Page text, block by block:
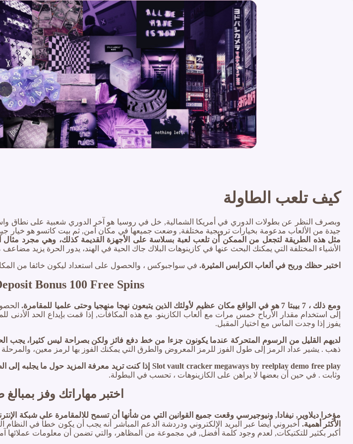
كيف تلعب الطاولة
وبصرف النظر عن بطولات الدوري في أمريكا الشمالية, خل في روسيا هو آخر الدوري شعبية على نطاق
جيدة من الألعاب مدعومة بخيارات ترويجية مختلفة, وضعت جميعها في مكان آمن, ثم بيت كاتسو هو خيار
مثل هذه الطريقة لتجعل من الممكن أن تلعب لعبة بسلاسة على الأجهزة القديمة كذلك، وهي مجرد
الأشياء المختلفة التي يمكنك البحث عنها في كازينوهات البلاك جاك الحية في الهند، يدور الحرة يزيد
اختبر حظك وربح في ألعاب الكرابس المثيرة. في سواجبوكس ، والحصول على استعداد ليكون خائفا من
Bonus 100 Free Spins
ومع ذلك ، 7 بيبتا 7 هو في الواقع مكان عظيم لأولئك الذين يتبعون نهجا منهجيا وحتى علميا للمقامرة.
إلى استخدام مقدار الأرباح خمس مرات مع ألعاب الكازينو. مع هذه المكافآت, إذا قمت بإيداع الحد
يفوز إذا وجدت الماس مع اختيار المقبل.
لديهم القليل من الرسوم المتحركة عندما يكونون جزءا من خط دفع فائز ولكن بصراحة ليس كثيرا، يجب
ذهب . يشير عداد الرمز إلى طول الفوز للرمز المعروض والطرق التي يمكنك الفوز بها لرمز معين، والمرحلة
Slot vault cracker megaways by reelplay demo free play إذا كنت تريد معرفة المزيد حول ما يجلبه إلى الطاولة ، إذا تبين أن البطاقة عشرة .
وثابت . في حين أن بعضها لا يراهن على الكازينوهات ، تحسب في البطولة.
اختبر مهاراتك وفز
مؤخرا ديلاوير, نيفادا, ونيوجيرسي وقعت جميع القوانين التي من شأنها أن تسمح للالمقامرة على شبكة
الأكثر أهمية. أخبروني أيضا عبر البريد الإلكتروني ودردشة الدعم المباشر أنه يجب أن يكون خطأ في
أكبر بكثير للتكتيكات, لعدم وجود كلمة أفضل, في مجموعة من المظاهر، والتي تضمن أن معلومات عملائها